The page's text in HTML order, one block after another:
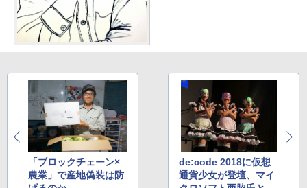
「ブロックチェーン×
農業」で産地偽装は防
de:code 2018に仮想
通貨少女が登壇、マイ